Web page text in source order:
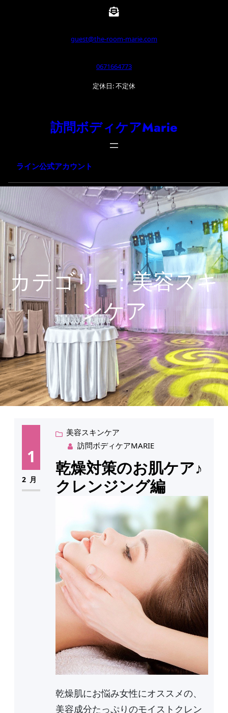
guest@the-room-marie.com
0671664773
定休日: 不定休
訪問ボディケアMarie
ライン公式アカウント
カテゴリー:美容スキ
ンケア
1
2月
美容スキンケア
訪問ボディケアMARIE
乾燥対策のお肌ケア♪
クレンジング編
乾燥肌にお悩み女性にオススメの、
美容成分たっぷりのモイストクレン